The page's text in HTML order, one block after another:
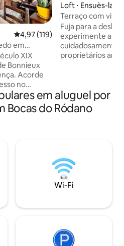
4,97 de uma avaliação média de
4,97 (119)
em
bem-
XIX
Bonnieux
Acorde
no
e, em
quentes
Paredes de
sol sob as
na
no
sazonal. A
Loft ⋅ Ensuès-la-
Terraço com vista
acesso à praia
Fuja para a
experimente a
cuidadosamente
proprietários
modernos.
e explore as
marinho
espera por você
Provença!
em aluguel por
Bocas do Ródano
Wi-Fi